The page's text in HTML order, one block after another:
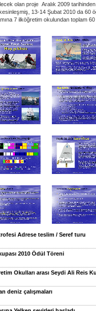
olan proje Aralık 2009
13-14 Şubat 2010 da 60
7 ilköğretim okulundan toplam 60
Adrese teslim / Seref turu
2010 Ödül Töreni
Okulları arası Seydi Ali Reis
deniz çalışmaları